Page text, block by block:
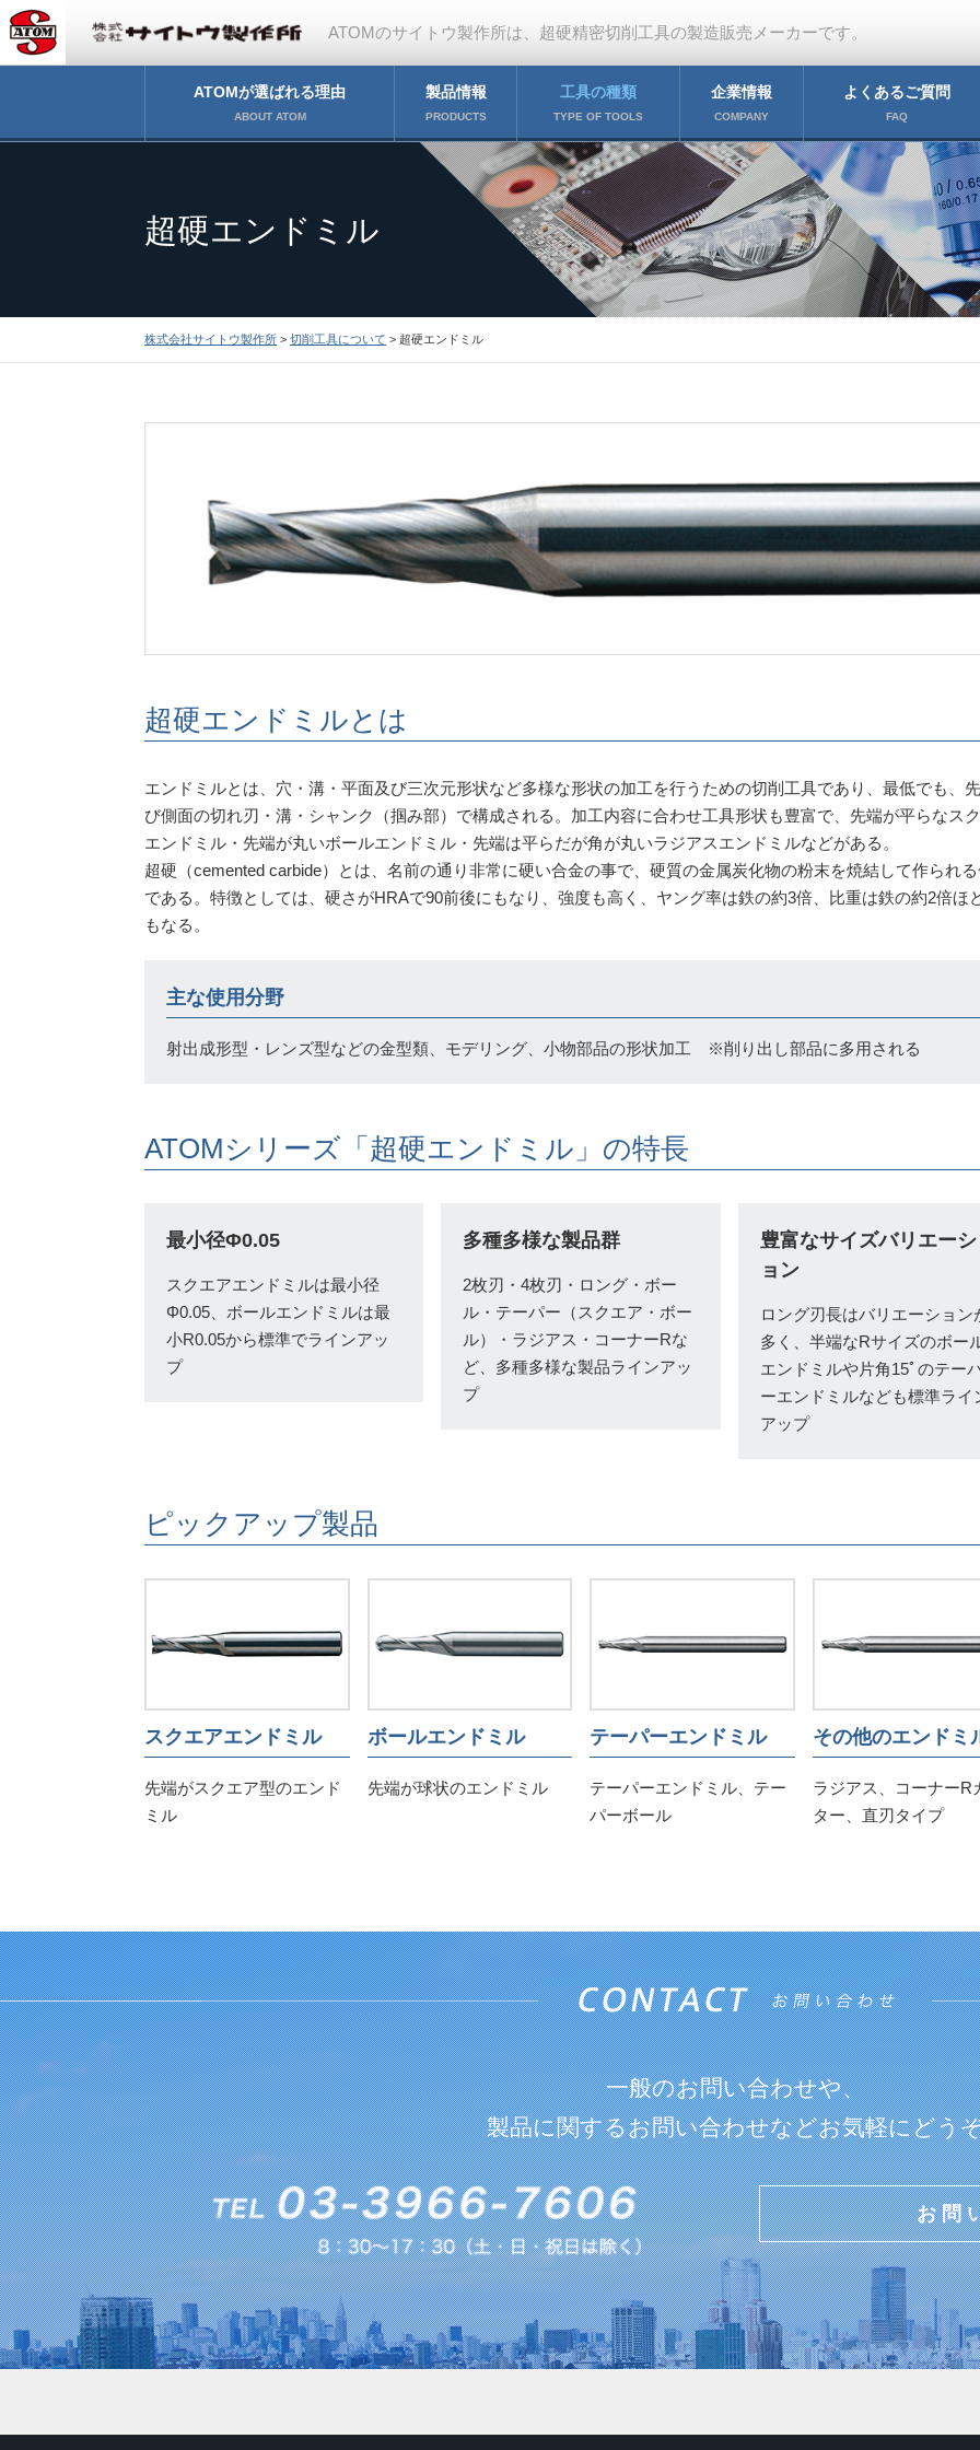
ATOMのサイトウ製作所は、超硬精密切削工具の製造販売メーカーです。
ATOMが選ばれる理由
ABOUT ATOM
製品情報
PRODUCTS
工具の種類
TYPE OF TOOLS
企業情報
COMPANY
よくあるご質問
FAQ
超硬エンドミル
株式会社サイトウ製作所 > 切削工具について > 超硬エンドミル
超硬エンドミルとは
エンドミルとは、穴・溝・平面及び三次元形状など多様な形状の加工を行うための切削工具であり、最低でも、
び側面の切れ刃・溝・シャンク（掴み部）で構成される。加工内容に合わせ工具形状も豊富で、先端が平らなス
エンドミル・先端が丸いボールエンドミル・先端は平らだが角が丸いラジアスエンドミルなどがある。
超硬（cemented carbide）とは、名前の通り非常に硬い合金の事で、硬質の⾦属炭化物の粉末を焼結して作られ
である。特徴としては、硬さがHRAで90前後にもなり、強度も高く、ヤング率は鉄の約3倍、比重は鉄の約2倍ほ
もなる。
主な使用分野
射出成形型・レンズ型などの金型類、モデリング、小物部品の形状加工 ※削り出し部品に多用される
ATOMシリーズ「超硬エンドミル」の特長
最小径Φ0.05
スクエアエンドミルは最小径
Φ0.05、ボールエンドミルは最
小R0.05から標準でラインアッ
プ
多種多様な製品群
2枚刃・4枚刃・ロング・ボー
ル・テーパー（スクエア・ボー
ル）・ラジアス・コーナーRな
ど、多種多様な製品ラインアッ
プ
豊富なサイズバリエーシ
ョン
ロング刃長はバリエーション
多く、半端なRサイズのボー
エンドミルや片角15ﾟのテー
ーエンドミルなども標準ライ
アップ
ピックアップ製品
スクエアエンドミル
先端がスクエア型のエンド
ミル
ボールエンドミル
先端が球状のエンドミル
テーパーエンドミル
テーパーエンドミル、テー
パーボール
その他のエンドミ
ラジアス、コーナーR
ター、直刃タイプ
一般のお問い合わせや、
製品に関するお問い合わせなどお気軽にどう
お問